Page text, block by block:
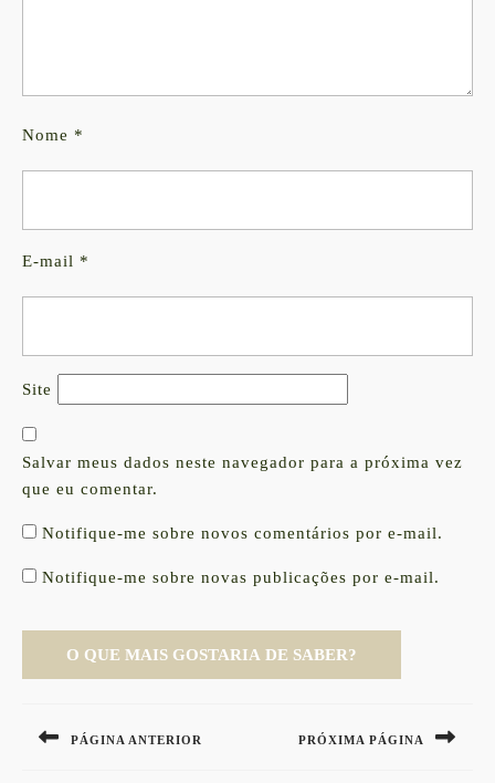
Nome *
E-mail *
Site
Salvar meus dados neste navegador para a próxima vez
que eu comentar.
Notifique-me sobre novos comentários por e-mail.
Notifique-me sobre novas publicações por e-mail.
de
PÁGINA ANTERIOR PRÓXIMA PÁGINA